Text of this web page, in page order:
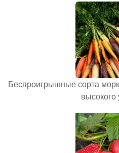
Беспроигрышные сорта